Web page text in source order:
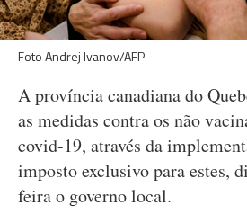
Foto Andrej Ivanov/AFP
A província canadiana do
as medidas contra os não
covid-19, através da
imposto exclusivo para estes,
feira o governo local.